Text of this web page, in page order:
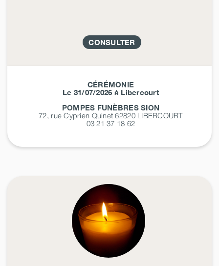
CONSULTER
CÉRÉMONIE
Le 31/07/2026 à Libercourt
POMPES FUNÈBRES SION
72, rue Cyprien Quinet 62820 LIBERCOURT
03 21 37 18 62